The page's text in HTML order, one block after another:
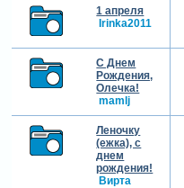
1 апреля
Irinka2011
С Днем
Рождения,
Олечка!
mamlj
Леночку
(ежка), с
днем
рождения!
Вирта